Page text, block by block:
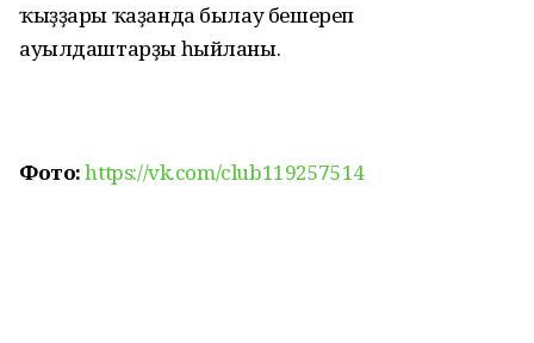
ҡыҙҙары ҡаҙанда былау бешереп
ауылдаштарҙы һыйланы.
Фото:https://vk.com/club119257514